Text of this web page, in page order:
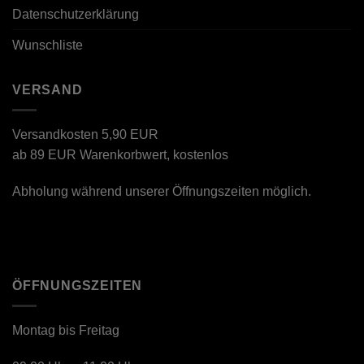
Datenschutzerklärung
Wunschliste
VERSAND
Versandkosten 5,90 EUR
ab 89 EUR Warenkorbwert, kostenlos
Abholung während unserer Öffnungszeiten möglich.
ÖFFNUNGSZEITEN
Montag bis Freitag